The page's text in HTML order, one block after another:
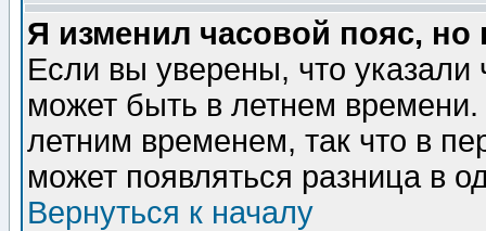
Я изменил часовой пояс,
Если вы уверены, что указали
может быть в летнем
летним временем, так что в
может появляться разница в
Вернуться к началу